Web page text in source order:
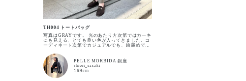
TH004 トートバッグ
写真はGRAYです。 光のあたり方次第ではカーキ
にも見える、とても良い色が入ってきました。コ
ーディネート次第でカジュアルでも、綺麗めでも
ょっとくしゃっとさせて、こなれ感を出して待つ
のがおすすめです。PELLE MORBIDA 銀座
shiori_sasaki
169cm